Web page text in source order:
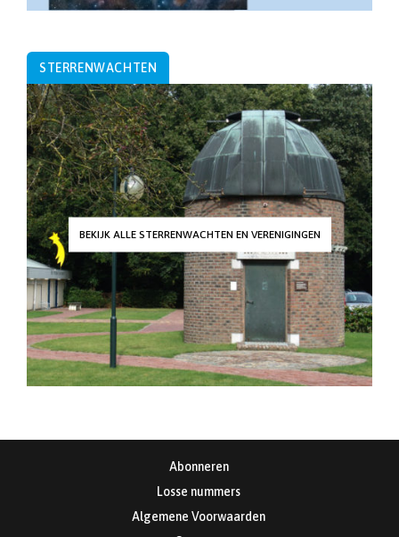
STERRENWACHTEN
BEKIJK ALLE STERRENWACHTEN EN VERENIGINGEN
Abonneren
Losse nummers
Algemene Voorwaarden